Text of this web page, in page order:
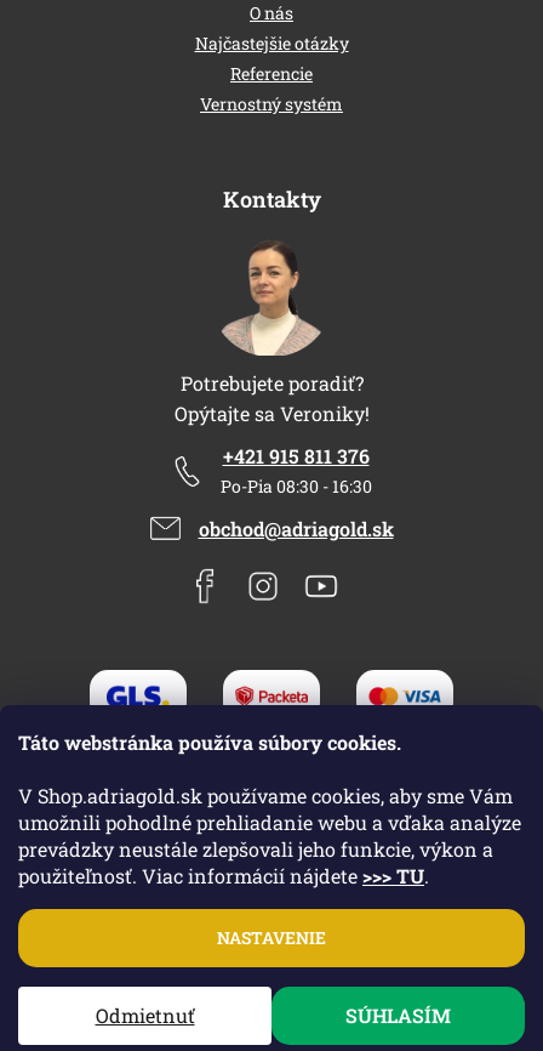
Táto webstránka používa súbory cookies.
V Shop.adriagold.sk používame cookies, aby sme Vám
umožnili pohodlné prehliadanie webu a vďaka analýze
prevádzky neustále zlepšovali jeho funkcie, výkon a
použiteľnosť. Viac informácií nájdete>>> TU.
NASTAVENIE
Odmietnuť SÚHLASÍM
O nás
Najčastejšie otázky
Referencie
Vernostný systém
Kontakty
Potrebujete poradiť?
Opýtajte sa Veroniky!
+421 915 811 376
Po-Pia 08:30 - 16:30
obchod@adriagold.sk
Copyright 2026Shop.adriagold.sk. Všetky práva vyhradené.
Upraviť nastavenie cookies